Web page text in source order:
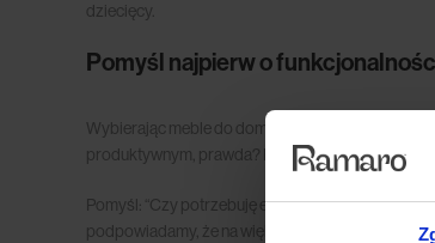
dziecięcy.
Pomyśl najpierw o
Wybierając meble do domowego biura, nie
produktywnym, prawda? Dlatego nie oszczędzaj
Pomyśl: “Czy potrzebuję ergonomicznegokrzesła
podpowiadamy, że na większość z tych pytań